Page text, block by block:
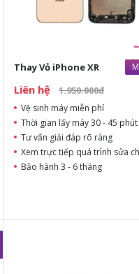
Thay Vỏ iPhone XR
Liên hệ 1.950.000đ
Vệ sinh máy miễn phí
Thời gian lấy máy 30 - 45 phút
Tư vấn giải đáp rõ ràng
Xem trực tiếp quá trình sửa
Bảo hành 3 - 6 tháng